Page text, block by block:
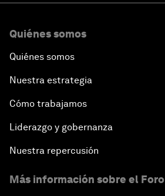
Quiénes somos
Quiénes somos
Nuestra estrategia
Cómo trabajamos
Liderazgo y gobernanza
Nuestra repercusión
Más información sobre el Foro